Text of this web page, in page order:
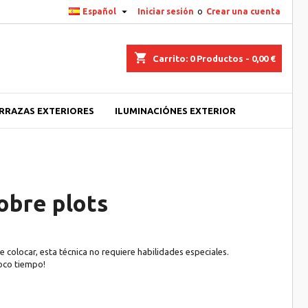
Iniciar sesión o Crear una cuenta
Español 
shopping_cart Carrito: 0Productos - 0,00 €
EXTERIORES ILUMINACIÓNES EXTERIOR
plots
esta técnica no requiere habilidades especiales.
tiempo!